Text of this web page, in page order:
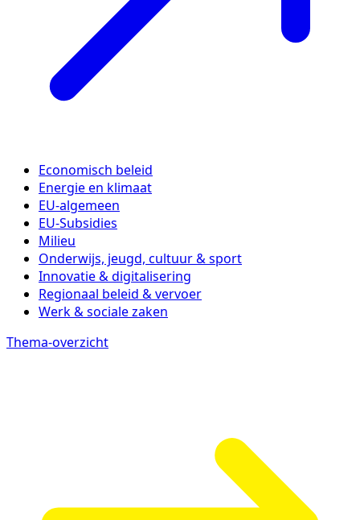
Economisch beleid
Energie en klimaat
EU-algemeen
EU-Subsidies
Milieu
Onderwijs, jeugd, cultuur & sport
Innovatie & digitalisering
Regionaal beleid & vervoer
Werk & sociale zaken
Thema-overzicht